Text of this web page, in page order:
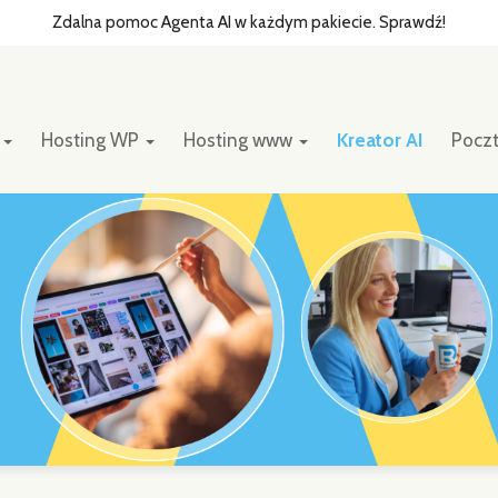
Zdalna pomoc Agenta AI w każdym pakiecie. Sprawdź!
Hosting WP Hosting www Kreator AI